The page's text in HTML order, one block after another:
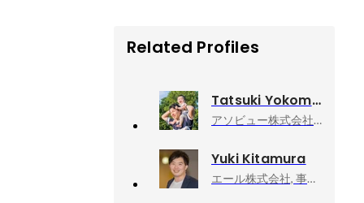
Related Profiles
Tatsuki Yokomine
アソビュー株式会社, 上級執行役員CPO、マーケットプレイスカンパニーCEO
Yuki Kitamura
エール株式会社, 事業開発